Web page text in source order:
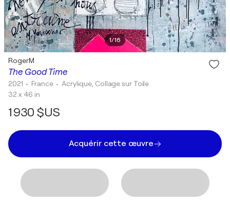
1/16
The Good Time
RogerM
2021 • France •Acrylique, Collage sur Toile
32 x 46 in
1 930 $US
Acquérir cette œuvre